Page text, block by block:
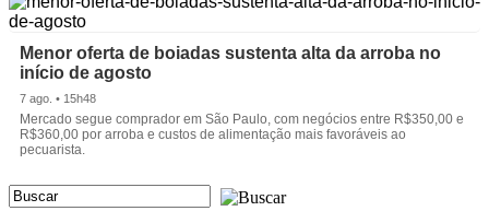
Menor oferta de boiadas sustenta alta da arroba no
início de agosto
7 ago. • 15h48
Mercado segue comprador em São Paulo, com negócios entre R$350,00 e
R$360,00 por arroba e custos de alimentação mais favoráveis ao
pecuarista.